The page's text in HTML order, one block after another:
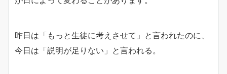
昨日は「もっと生徒に考えさせて」と言われたのに、
今日は「説明が足りない」と言われる。